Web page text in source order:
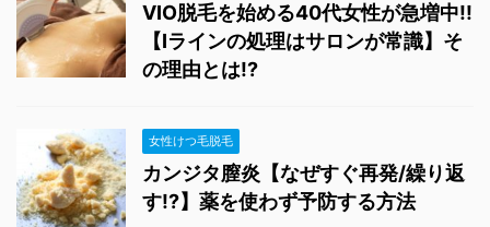
VIO脱毛を始める40代女性が急増中!!
【Iラインの処理はサロンが常識】そ
の理由とは!?
女性けつ毛脱毛
カンジタ膣炎【なぜすぐ再発/繰り返
す!?】薬を使わず予防する方法